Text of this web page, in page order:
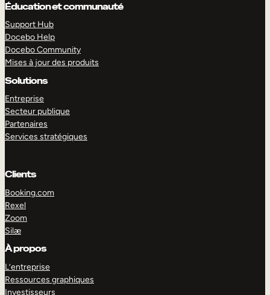
Éducation et communauté
Support Hub
Docebo Help
Docebo Community
Mises à jour des produits
Solutions
Entreprise
Secteur publique
Partenaires
Services stratégiques
Clients
Booking.com
Rexel
Zoom
Silæ
À propos
L’entreprise
Ressources graphiques
Investisseurs